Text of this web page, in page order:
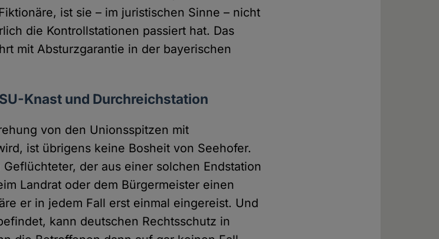
ist sie – im juristischen Sinne – nicht
die Kontrollstationen passiert hat. Das
mit Absturzgarantie in der bayerischen
Knast und Durchreichstation
von den Unionsspitzen mit
ist übrigens keine Bosheit von Seehofer.
der aus einer solchen Endstation
Landrat oder dem Bürgermeister einen
er in jedem Fall erst einmal eingereist. Und
kann deutschen Rechtsschutz in